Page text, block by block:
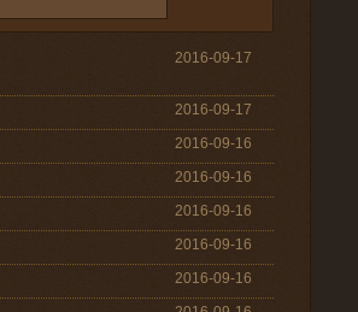
2016-09-17
2016-09-17
2016-09-16
2016-09-16
2016-09-16
2016-09-16
2016-09-16